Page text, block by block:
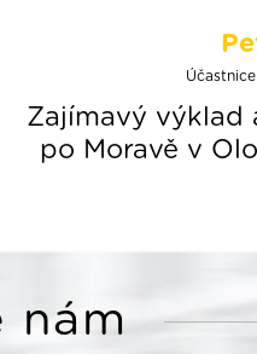
Zajímavý výklad
po Moravě v
nám